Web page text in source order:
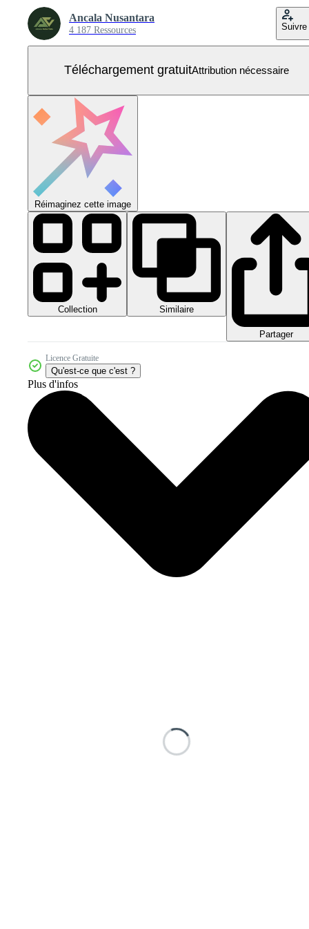
Ancala Nusantara
4 187 Ressources Suivre
Téléchargement gratuitAttribution nécessaire
Réimaginez cette image
Collection Similaire
Partager
Licence Gratuite
Qu'est-ce que c'est ?
Plus d'infos